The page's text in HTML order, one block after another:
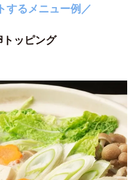
するメニュー例／
トッピング